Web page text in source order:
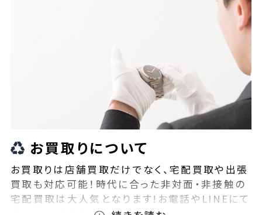
お買取りについて
お買取りは店舗買取だけでなく、宅配買取や出張
買取も対応可能！時代に合った非対面・非接触の
宅配買取は大人気となります!お電話やLINEにて